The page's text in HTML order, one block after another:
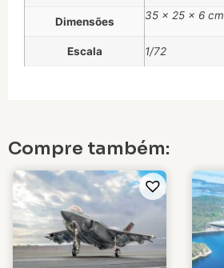
Dimensões 35 × 25 × 6 cm
Escala 1/72
Compre também: